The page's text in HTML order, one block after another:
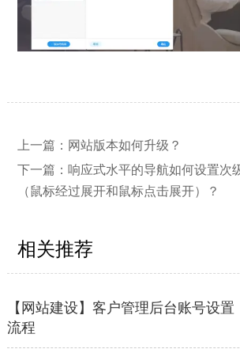
上一篇： 网站版本如何升级？
下一篇： 响应式水平的导航如何设置次
（鼠标经过展开和鼠标点击展开）？
相关推荐
【网站建设】网站的留言板如何绑定
邮件推送和微信推送？
目录上线多语言网站的区别
【网站建设】客户管理后台账号设置
流程